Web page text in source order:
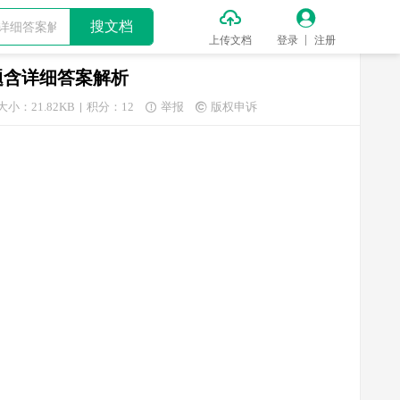
搜文档 
上传文档

登录 注册
详细答案解析
小：21.82KB 积分：12  举报  版权申诉